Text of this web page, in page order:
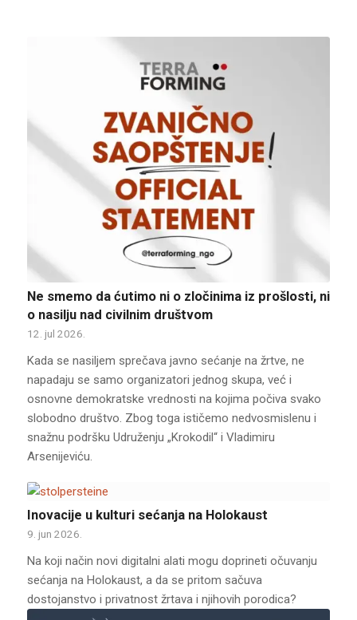
Ne smemo da ćutimo ni o zločinima iz prošlosti, ni
o nasilju nad civilnim društvom
12. jul 2026.
Kada se nasiljem sprečava javno sećanje na žrtve, ne
napadaju se samo organizatori jednog skupa, već i
osnovne demokratske vrednosti na kojima počiva svako
slobodno društvo. Zbog toga ističemo nedvosmislenu i
snažnu podršku Udruženju „Krokodil“ i Vladimiru
Arsenijeviću.
Inovacije u kulturi sećanja na Holokaust
9. jun 2026.
Na koji način novi digitalni alati mogu doprineti očuvanju
sećanja na Holokaust, a da se pritom sačuva
dostojanstvo i privatnost žrtava i njihovih porodica?